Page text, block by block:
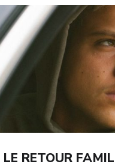
LE RETOUR